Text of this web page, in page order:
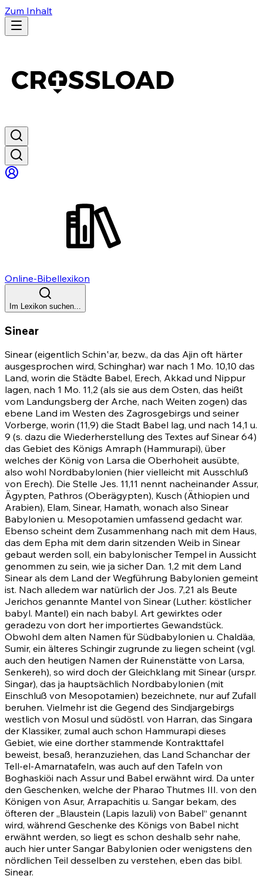
Zum Inhalt
Online-Bibellexikon
Im Lexikon suchen...
Sinear
Sinear (eigentlich Schinʽar, bezw., da das Ajin oft härter
ausgesprochen wird, Schinghar) war nach 1 Mo. 10,10 das
Land, worin die Städte Babel, Erech, Akkad und Nippur
lagen, nach 1 Mo. 11,2 (als sie aus dem Osten, das heißt
vom Landungsberg der Arche, nach Weiten zogen) das
ebene Land im Westen des Zagrosgebirgs und seiner
Vorberge, worin (11,9) die Stadt Babel lag, und nach 14,1 u.
9 (s. dazu die Wiederherstellung des Textes auf Sinear 64)
das Gebiet des Königs Amraph (Hammurapi), über
welches der König von Larsa die Oberhoheit ausübte,
also wohl Nordbabylonien (hier vielleicht mit Ausschluß
von Erech). Die Stelle Jes. 11,11 nennt nacheinander Assur,
Ägypten, Pathros (Oberägypten), Kusch (Äthiopien und
Arabien), Elam, Sinear, Hamath, wonach also Sinear
Babylonien u. Mesopotamien umfassend gedacht war.
Ebenso scheint dem Zusammenhang nach mit dem Haus,
das dem Epha mit dem darin sitzenden Weib in Sinear
gebaut werden soll, ein babylonischer Tempel in Aussicht
genommen zu sein, wie ja sicher Dan. 1,2 mit dem Land
Sinear als dem Land der Wegführung Babylonien gemeint
ist. Nach alledem war natürlich der Jos. 7,21 als Beute
Jerichos genannte Mantel von Sinear (Luther: köstlicher
babyl. Mantel) ein nach babyl. Art gewirktes oder
geradezu von dort her importiertes Gewandstück.
Obwohl dem alten Namen für Südbabylonien u. Chaldäa,
Sumir, ein älteres Schingir zugrunde zu liegen scheint (vgl.
auch den heutigen Namen der Ruinenstätte von Larsa,
Senkereh), so wird doch der Gleichklang mit Sinear (urspr.
Singar), das ja hauptsächlich Nordbabylonien (mit
Einschluß von Mesopotamien) bezeichnete, nur auf Zufall
beruhen. Vielmehr ist die Gegend des Sindjargebirgs
westlich von Mosul und südöstl. von Harran, das Singara
der Klassiker, zumal auch schon Hammurapi dieses
Gebiet, wie eine dorther stammende Kontrakttafel
beweist, besaß, heranzuziehen, das Land Schanchar der
Tell-el-Amarnatafeln, was auch auf den Tafeln von
Boghaskiöi nach Assur und Babel erwähnt wird. Da unter
den Geschenken, welche der Pharao Thutmes III. von den
Königen von Asur, Arrapachitis u. Sangar bekam, des
öfteren der „Blaustein (Lapis lazuli) von Babel“ genannt
wird, während Geschenke des Königs von Babel nicht
erwähnt werden, so liegt es schon deshalb sehr nahe,
auch hier unter Sangar Babylonien oder wenigstens den
nördlichen Teil desselben zu verstehen, eben das bibl.
Sinear.